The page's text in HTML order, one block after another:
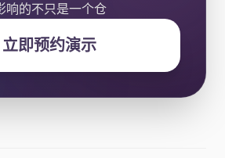
响的不只是一个仓
立即预约演示